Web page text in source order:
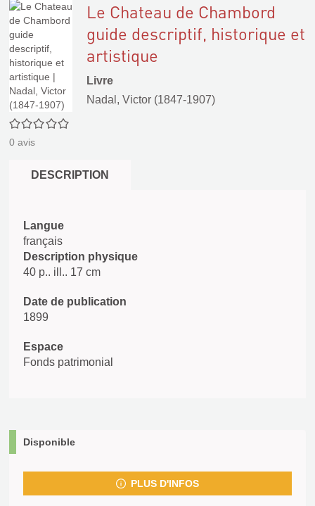
0/5
0 avis
Le Chateau de Chambord
guide descriptif, historique et
artistique
Livre
Nadal, Victor (1847-1907)
DESCRIPTION
Langue
français
Description physique
40 p.. ill.. 17 cm
Date de publication
1899
Espace
Fonds patrimonial
Disponible
PLUS D'INFOS